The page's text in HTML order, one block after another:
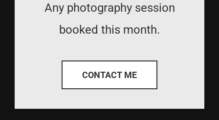
Any photography session
booked this month.
CONTACT ME